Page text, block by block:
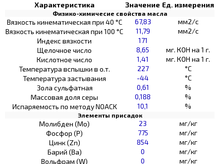
Характеристика Значение Ед. измерения
Физико-химичесие свойства масла
Вязкость кинематическая при 40 °С 67,83
мм2/с
Вязкость кинематическая при 100 °С
11,79
мм2/с
Индекс вязкости
171
Щелочное число
8,65
мг. КОН на 1 г.
Кислотное число
1,41
мг. КОН на 1 г.
Температура вспышки в о.т.
227
°C
Температура застывания
-44
°C
Зола сульфатная
0,61
%
Массовая доля серы
0,188
%
Испаряемость по методу NOACK
10,1 %
Элементы присадок
Молибден (Мо) 23
мг/кг
Фосфор (Р)
775
мг/кг
Цинк (Zn)
854
мг/кг
Барий (Ва)
0
мг/кг
Вольфрам (W)
0
мг/кг